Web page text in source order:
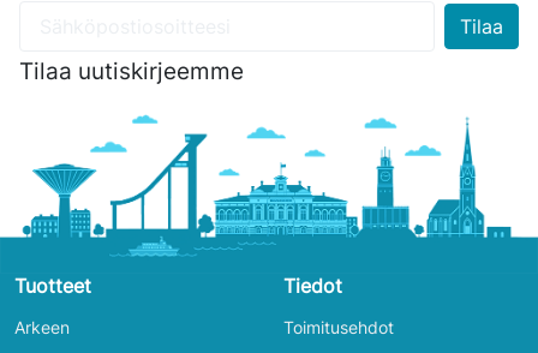
Tilaa uutiskirjeemme
Tuotteet
Arkeen
Tiedot
Toimitusehdot